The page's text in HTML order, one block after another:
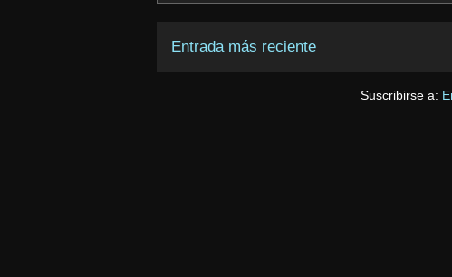
Entrada más reciente
Suscribirse a: